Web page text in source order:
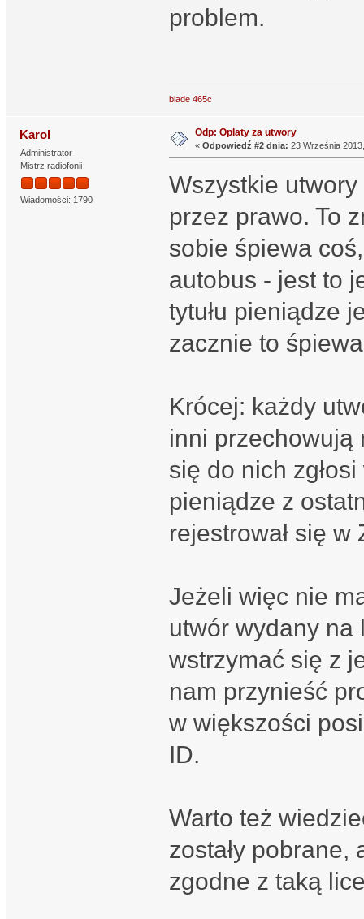
problem.
blade 465c
Karol
Administrator
Mistrz radiofonii
Wiadomości: 1790
Odp: Oplaty za utwory
« Odpowiedź #2 dnia: 23 Września
Wszystkie
przez prawo. To
sobie śpiewa
autobus - jest to
tytułu pieniądze
zacznie to
Krócej: każdy
inni przechowują
się do nich
pieniądze z
rejestrował się w
Jeżeli więc nie
utwór wydany na
wstrzymać się z
nam przynieść
w większości
ID.
Warto też
zostały pobrane,
zgodne z taką